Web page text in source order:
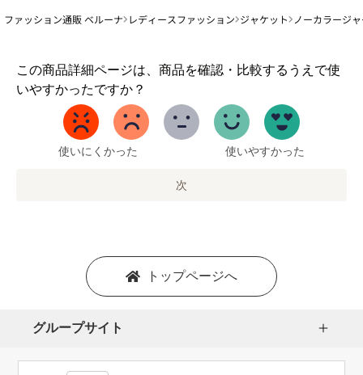
ファッション通販 ベルーナ レディースファッション ジャケット ノーカラージ
この商品詳細ページは、商品を確認・比較するうえで使
いやすかったですか？
1
か
使いにくかった 使いやすかった
次
トップページへ
グループサイト